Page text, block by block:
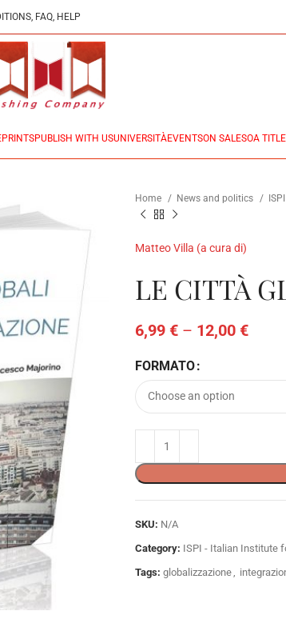
FAQ, HELP
PUBLISH WITH USUNIVERSITÀEVENTSON SALESOA
Home News and politics
Matteo Villa (a cura di)
LE CITTÀ
6,99 € – 12,00 €
FORMATO
SKU: N/A
Category: ISPI - Italian Institute
Tags: globalizzazione